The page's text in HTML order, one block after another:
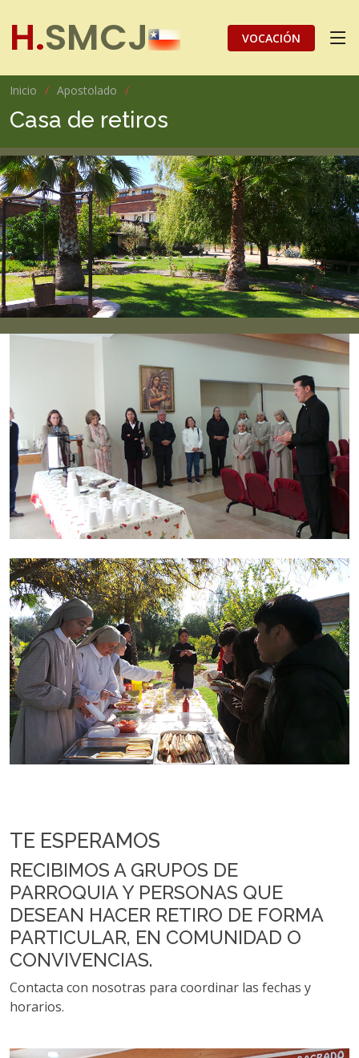
H.SMCJ VOCACIÓN
Inicio Apostolado
Casa de retiros
TE ESPERAMOS
RECIBIMOS A GRUPOS DE
PARROQUIA Y PERSONAS QUE
DESEAN HACER RETIRO DE FORMA
PARTICULAR, EN COMUNIDAD O
CONVIVENCIAS.
Contacta con nosotras para coordinar las fechas y
horarios.